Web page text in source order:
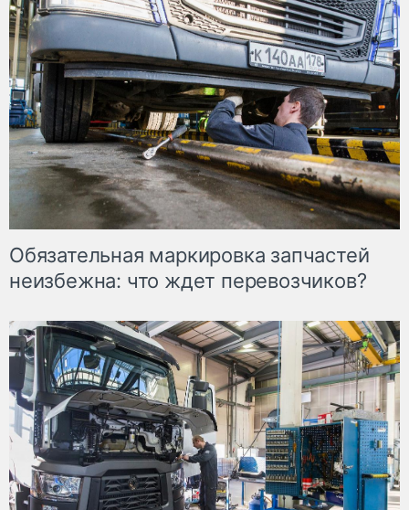
Обязательная маркировка запчастей
неизбежна: что ждет перевозчиков?